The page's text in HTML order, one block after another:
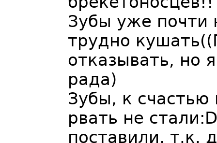
Зубы уже почти
трудно
отказывать, но
рада)
Зубы, к счастью
рвать не
поставили, т.к.